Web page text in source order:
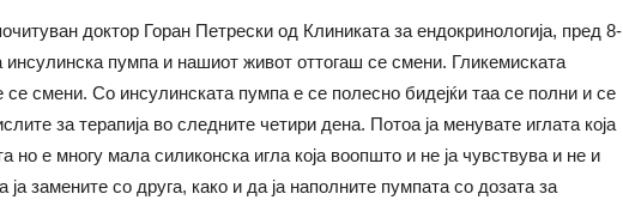
доктор Горан Петрески од Клиниката за ендокринологија, пред 8-
инсулинска пумпа и нашиот живот оттогаш се смени. Гликемиската
се смени. Со инсулинската пумпа е се полесно бидејќи таа се полни и се
за терапија во следните четири дена. Потоа ја менувате иглата која
но е многу мала силиконска игла која воопшто и не ја чувствува и не и
ја замените со друга, како и да ја наполните пумпата со дозата за